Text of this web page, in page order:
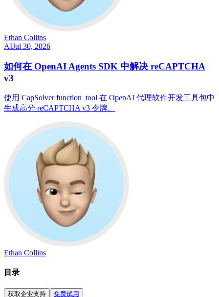
Ethan Collins
AIJul 30, 2026
如何在 OpenAI Agents SDK 中解决 reCAPTCHA
v3
使用 CapSolver function_tool 在 OpenAI 代理软件开发工具包中
生成高分 reCAPTCHA v3 令牌。
Ethan Collins
目录
获取企业支持 免费试用